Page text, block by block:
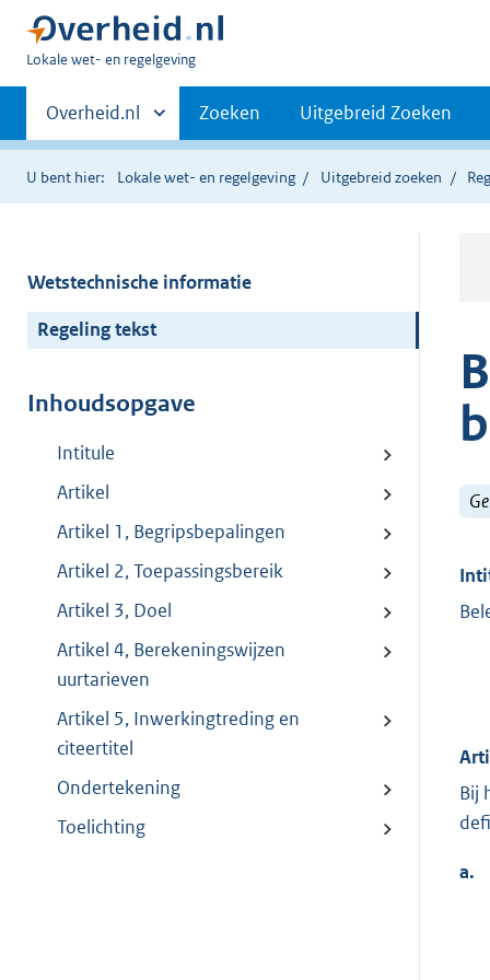
U
hier:
Lokale wet- en regelgeving
Primaire
navigatie
Andere
sites
binnen
Overheid.nl Zoeken Uitgebreid Zoeken
U bent hier: Lokale wet- en regelgeving Uitgebreid zoeken
Wetstechnische informatie
Regeling tekst
Inhoudsopgave
Intitule
Artikel
Artikel 1, Begripsbepalingen
Artikel 2, Toepassingsbereik
Artikel 3, Doel
Artikel 4, Berekeningswijzen
uurtarieven
Artikel 5, Inwerkingtreding en
citeertitel
Ondertekening
Toelichting
Bij
a.